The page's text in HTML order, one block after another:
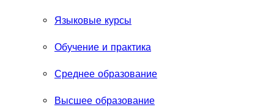
Языковые курсы
Обучение и практика
Среднее образование
Высшее образование